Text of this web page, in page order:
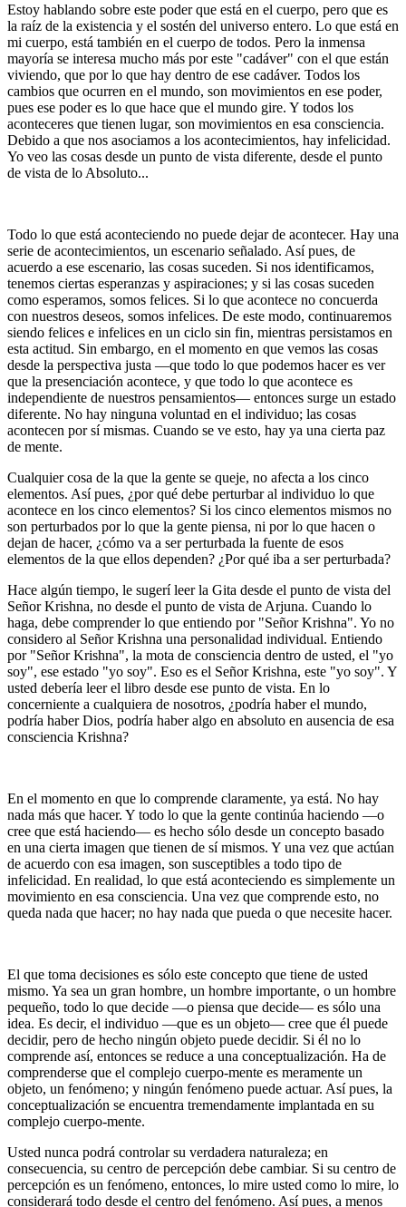
Estoy hablando sobre este poder que está en el cuerpo, pero que es
la raíz de la existencia y el sostén del universo entero. Lo que está en
mi cuerpo, está también en el cuerpo de todos. Pero la inmensa
mayoría se interesa mucho más por este "cadáver" con el que están
viviendo, que por lo que hay dentro de ese cadáver. Todos los
cambios que ocurren en el mundo, son movimientos en ese poder,
pues ese poder es lo que hace que el mundo gire. Y todos los
aconteceres que tienen lugar, son movimientos en esa consciencia.
Debido a que nos asociamos a los acontecimientos, hay infelicidad.
Yo veo las cosas desde un punto de vista diferente, desde el punto
de vista de lo Absoluto...
Todo lo que está aconteciendo no puede dejar de acontecer. Hay una
serie de acontecimientos, un escenario señalado. Así pues, de
acuerdo a ese escenario, las cosas suceden. Si nos identificamos,
tenemos ciertas esperanzas y aspiraciones; y si las cosas suceden
como esperamos, somos felices. Si lo que acontece no concuerda
con nuestros deseos, somos infelices. De este modo, continuaremos
siendo felices e infelices en un ciclo sin fin, mientras persistamos en
esta actitud. Sin embargo, en el momento en que vemos las cosas
desde la perspectiva justa ―que todo lo que podemos hacer es ver
que la presenciación acontece, y que todo lo que acontece es
independiente de nuestros pensamientos― entonces surge un estado
diferente. No hay ninguna voluntad en el individuo; las cosas
acontecen por sí mismas. Cuando se ve esto, hay ya una cierta paz
de mente.
Cualquier cosa de la que la gente se queje, no afecta a los cinco
elementos. Así pues, ¿por qué debe perturbar al individuo lo que
acontece en los cinco elementos? Si los cinco elementos mismos no
son perturbados por lo que la gente piensa, ni por lo que hacen o
dejan de hacer, ¿cómo va a ser perturbada la fuente de esos
elementos de la que ellos dependen? ¿Por qué iba a ser perturbada?
Hace algún tiempo, le sugerí leer la Gita desde el punto de vista del
Señor Krishna, no desde el punto de vista de Arjuna. Cuando lo
haga, debe comprender lo que entiendo por "Señor Krishna". Yo no
considero al Señor Krishna una personalidad individual. Entiendo
por "Señor Krishna", la mota de consciencia dentro de usted, el "yo
soy", ese estado "yo soy". Eso es el Señor Krishna, este "yo soy". Y
usted debería leer el libro desde ese punto de vista. En lo
concerniente a cualquiera de nosotros, ¿podría haber el mundo,
podría haber Dios, podría haber algo en absoluto en ausencia de esa
consciencia Krishna?
En el momento en que lo comprende claramente, ya está. No hay
nada más que hacer. Y todo lo que la gente continúa haciendo ―o
cree que está haciendo― es hecho sólo desde un concepto basado
en una cierta imagen que tienen de sí mismos. Y una vez que actúan
de acuerdo con esa imagen, son susceptibles a todo tipo de
infelicidad. En realidad, lo que está aconteciendo es simplemente un
movimiento en esa consciencia. Una vez que comprende esto, no
queda nada que hacer; no hay nada que pueda o que necesite hacer.
El que toma decisiones es sólo este concepto que tiene de usted
mismo. Ya sea un gran hombre, un hombre importante, o un hombre
pequeño, todo lo que decide ―o piensa que decide― es sólo una
idea. Es decir, el individuo ―que es un objeto― cree que él puede
decidir, pero de hecho ningún objeto puede decidir. Si él no lo
comprende así, entonces se reduce a una conceptualización. Ha de
comprenderse que el complejo cuerpo-mente es meramente un
objeto, un fenómeno; y ningún fenómeno puede actuar. Así pues, la
conceptualización se encuentra tremendamente implantada en su
complejo cuerpo-mente.
Usted nunca podrá controlar su verdadera naturaleza; en
consecuencia, su centro de percepción debe cambiar. Si su centro de
percepción es un fenómeno, entonces, lo mire usted como lo mire, lo
considerará todo desde el centro del fenómeno. Así pues, a menos